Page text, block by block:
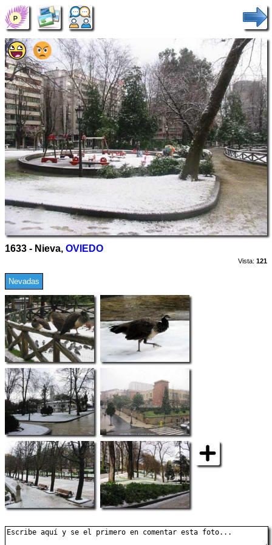
1633 - Nieva, OVIEDO
Vista: 121
Nevadas